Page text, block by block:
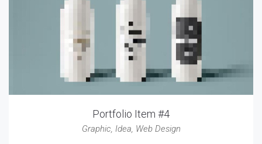
Portfolio Item #4
Graphic, Idea, Web Design